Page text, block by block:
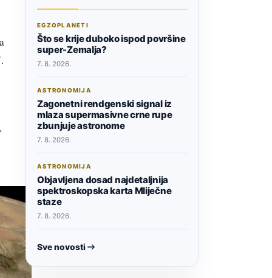
EGZOPLANETI
Što se krije duboko ispod površine
super-Zemalja?
7. 8. 2026.
ASTRONOMIJA
Zagonetni rendgenski signal iz
mlaza supermasivne crne rupe
zbunjuje astronome
7. 8. 2026.
ASTRONOMIJA
Objavljena dosad najdetaljnija
spektroskopska karta Mliječne
staze
7. 8. 2026.
Sve novosti